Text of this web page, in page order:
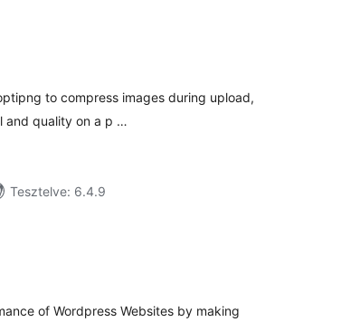
to compress images during upload,
and quality on a p …
Tesztelve: 6.4.9
of Wordpress Websites by making